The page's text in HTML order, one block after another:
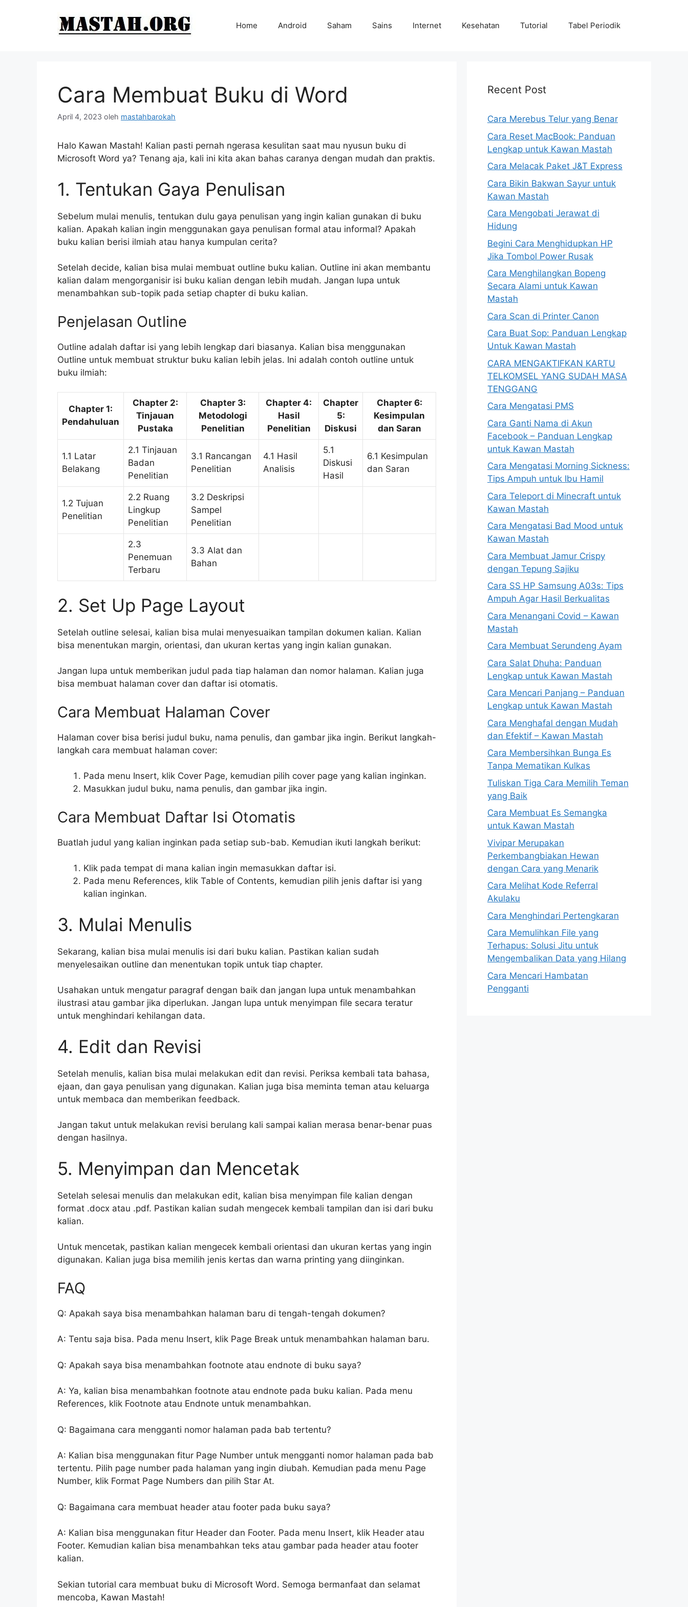
Home Android Saham Sains Internet Kesehatan Tutorial Tabel Periodik
Cara Membuat Buku di Word
April 4, 2023 oleh mastahbarokah
Halo Kawan Mastah! Kalian pasti pernah ngerasa kesulitan saat mau nyusun buku di
Microsoft Word ya? Tenang aja, kali ini kita akan bahas caranya dengan mudah dan praktis.
1. Tentukan Gaya Penulisan
Sebelum mulai menulis, tentukan dulu gaya penulisan yang ingin kalian gunakan di buku
kalian. Apakah kalian ingin menggunakan gaya penulisan formal atau informal? Apakah
buku kalian berisi ilmiah atau hanya kumpulan cerita?
Setelah decide, kalian bisa mulai membuat outline buku kalian. Outline ini akan membantu
kalian dalam mengorganisir isi buku kalian dengan lebih mudah. Jangan lupa untuk
menambahkan sub-topik pada setiap chapter di buku kalian.
Penjelasan Outline
Outline adalah daftar isi yang lebih lengkap dari biasanya. Kalian bisa menggunakan
Outline untuk membuat struktur buku kalian lebih jelas. Ini adalah contoh outline untuk
buku ilmiah:
Chapter 1:
Pendahuluan
Chapter 2:
Tinjauan
Pustaka
Chapter 3:
Metodologi
Penelitian
Chapter 4:
Hasil
Penelitian
Chapter
5:
Diskusi
Chapter 6:
Kesimpulan
dan Saran
1.1 Latar
Belakang
2.1 Tinjauan
Badan
Penelitian
3.1 Rancangan
Penelitian
4.1 Hasil
Analisis
5.1
Diskusi
Hasil
6.1 Kesimpulan
dan Saran
1.2 Tujuan
Penelitian
2.2 Ruang
Lingkup
Penelitian
3.2 Deskripsi
Sampel
Penelitian
2.3
Penemuan
Terbaru
3.3 Alat dan
Bahan
2. Set Up Page Layout
Setelah outline selesai, kalian bisa mulai menyesuaikan tampilan dokumen kalian. Kalian
bisa menentukan margin, orientasi, dan ukuran kertas yang ingin kalian gunakan.
Jangan lupa untuk memberikan judul pada tiap halaman dan nomor halaman. Kalian juga
bisa membuat halaman cover dan daftar isi otomatis.
Cara Membuat Halaman Cover
Halaman cover bisa berisi judul buku, nama penulis, dan gambar jika ingin. Berikut langkah-
langkah cara membuat halaman cover:
Pada menu Insert, klik Cover Page, kemudian pilih cover page yang kalian inginkan.
Masukkan judul buku, nama penulis, dan gambar jika ingin.
Cara Membuat Daftar Isi Otomatis
Buatlah judul yang kalian inginkan pada setiap sub-bab. Kemudian ikuti langkah berikut:
Klik pada tempat di mana kalian ingin memasukkan daftar isi.
Pada menu References, klik Table of Contents, kemudian pilih jenis daftar isi yang
kalian inginkan.
3. Mulai Menulis
Sekarang, kalian bisa mulai menulis isi dari buku kalian. Pastikan kalian sudah
menyelesaikan outline dan menentukan topik untuk tiap chapter.
Usahakan untuk mengatur paragraf dengan baik dan jangan lupa untuk menambahkan
ilustrasi atau gambar jika diperlukan. Jangan lupa untuk menyimpan file secara teratur
untuk menghindari kehilangan data.
4. Edit dan Revisi
Setelah menulis, kalian bisa mulai melakukan edit dan revisi. Periksa kembali tata bahasa,
ejaan, dan gaya penulisan yang digunakan. Kalian juga bisa meminta teman atau keluarga
untuk membaca dan memberikan feedback.
Jangan takut untuk melakukan revisi berulang kali sampai kalian merasa benar-benar puas
dengan hasilnya.
5. Menyimpan dan Mencetak
Setelah selesai menulis dan melakukan edit, kalian bisa menyimpan file kalian dengan
format .docx atau .pdf. Pastikan kalian sudah mengecek kembali tampilan dan isi dari buku
kalian.
Untuk mencetak, pastikan kalian mengecek kembali orientasi dan ukuran kertas yang ingin
digunakan. Kalian juga bisa memilih jenis kertas dan warna printing yang diinginkan.
FAQ
Q: Apakah saya bisa menambahkan halaman baru di tengah-tengah dokumen?
A: Tentu saja bisa. Pada menu Insert, klik Page Break untuk menambahkan halaman baru.
Q: Apakah saya bisa menambahkan footnote atau endnote di buku saya?
A: Ya, kalian bisa menambahkan footnote atau endnote pada buku kalian. Pada menu
References, klik Footnote atau Endnote untuk menambahkan.
Q: Bagaimana cara mengganti nomor halaman pada bab tertentu?
A: Kalian bisa menggunakan fitur Page Number untuk mengganti nomor halaman pada bab
tertentu. Pilih page number pada halaman yang ingin diubah. Kemudian pada menu Page
Number, klik Format Page Numbers dan pilih Star At.
Q: Bagaimana cara membuat header atau footer pada buku saya?
A: Kalian bisa menggunakan fitur Header dan Footer. Pada menu Insert, klik Header atau
Footer. Kemudian kalian bisa menambahkan teks atau gambar pada header atau footer
kalian.
Sekian tutorial cara membuat buku di Microsoft Word. Semoga bermanfaat dan selamat
mencoba, Kawan Mastah!
Recent Post
Cara Merebus Telur yang Benar
Cara Reset MacBook: Panduan
Lengkap untuk Kawan Mastah
Cara Melacak Paket J&T Express
Cara Bikin Bakwan Sayur untuk
Kawan Mastah
Cara Mengobati Jerawat di
Hidung
Begini Cara Menghidupkan HP
Jika Tombol Power Rusak
Cara Menghilangkan Bopeng
Secara Alami untuk Kawan
Mastah
Cara Scan di Printer Canon
Cara Buat Sop: Panduan Lengkap
Untuk Kawan Mastah
CARA MENGAKTIFKAN KARTU
TELKOMSEL YANG SUDAH MASA
TENGGANG
Cara Mengatasi PMS
Cara Ganti Nama di Akun
Facebook – Panduan Lengkap
untuk Kawan Mastah
Cara Mengatasi Morning Sickness:
Tips Ampuh untuk Ibu Hamil
Cara Teleport di Minecraft untuk
Kawan Mastah
Cara Mengatasi Bad Mood untuk
Kawan Mastah
Cara Membuat Jamur Crispy
dengan Tepung Sajiku
Cara SS HP Samsung A03s: Tips
Ampuh Agar Hasil Berkualitas
Cara Menangani Covid – Kawan
Mastah
Cara Membuat Serundeng Ayam
Cara Salat Dhuha: Panduan
Lengkap untuk Kawan Mastah
Cara Mencari Panjang – Panduan
Lengkap untuk Kawan Mastah
Cara Menghafal dengan Mudah
dan Efektif – Kawan Mastah
Cara Membersihkan Bunga Es
Tanpa Mematikan Kulkas
Tuliskan Tiga Cara Memilih Teman
yang Baik
Cara Membuat Es Semangka
untuk Kawan Mastah
Vivipar Merupakan
Perkembangbiakan Hewan
dengan Cara yang Menarik
Cara Melihat Kode Referral
Akulaku
Cara Menghindari Pertengkaran
Cara Memulihkan File yang
Terhapus: Solusi Jitu untuk
Mengembalikan Data yang Hilang
Cara Mencari Hambatan
Pengganti